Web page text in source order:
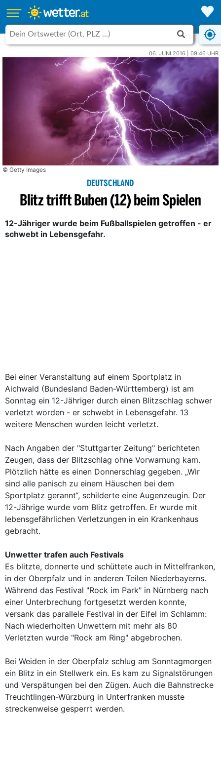
06. JUNI 2016 | 09:46 UHR
© Getty Images
DEUTSCHLAND
Blitz trifft Buben (12) beim Spielen
12-Jähriger wurde beim Fußballspielen getroffen - er
schwebt in Lebensgefahr.
Bei einer Veranstaltung auf einem Sportplatz in
Aichwald (Bundesland Baden-Württemberg) ist am
Sonntag ein 12-Jähriger durch einen Blitzschlag schwer
verletzt worden - er schwebt in Lebensgefahr. 13
weitere Menschen wurden leicht verletzt.
Nach Angaben der "Stuttgarter Zeitung" berichteten
Zeugen, dass der Blitzschlag ohne Vorwarnung kam.
Plötzlich hätte es einen Donnerschlag gegeben. „Wir
sind alle panisch zu einem Häuschen bei dem
Sportplatz gerannt“, schilderte eine Augenzeugin. Der
12-Jährige wurde vom Blitz getroffen. Er wurde mit
lebensgefährlichen Verletzungen in ein Krankenhaus
gebracht.
Unwetter trafen auch Festivals
Es blitzte, donnerte und schüttete auch in Mittelfranken,
in der Oberpfalz und in anderen Teilen Niederbayerns.
Während das Festival "Rock im Park" in Nürnberg nach
einer Unterbrechung fortgesetzt werden konnte,
versank das parallele Festival in der Eifel im Schlamm:
Nach wiederholten Unwettern mit mehr als 80
Verletzten wurde "Rock am Ring" abgebrochen.
Bei Weiden in der Oberpfalz schlug am Sonntagmorgen
ein Blitz in ein Stellwerk ein. Es kam zu Signalstörungen
und Verspätungen bei den Zügen. Auch die Bahnstrecke
Treuchtlingen-Würzburg in Unterfranken musste
streckenweise gesperrt werden.